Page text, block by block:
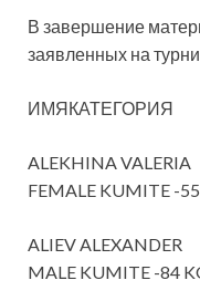
В завершение
заявленных на
ИМЯКАТЕГОРИЯ
ALEKHINA VALERIA
FEMALE KUMITE -
ALIEV ALEXANDER
MALE KUMITE -84